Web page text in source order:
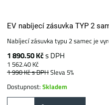
EV nabíjecí zásuvka TYP 2
Nabíjecí zásuvka typu 2 samec je
1 890.50 Kčs DPH
1 562.40 Kč
1 990 Kčs DPHSleva 5%
Dostupnost:Skladem